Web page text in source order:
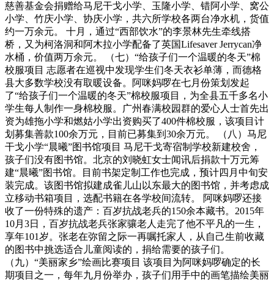
慈善基金会捐赠给马尼干戈小学、玉隆小学、错阿小学、窝公
小学、竹庆小学、协庆小学，共六所学校各两台净水机，货值
约一万余元。 十月，通过“西部饮水”的李景林先生牵线搭
桥，又为柯洛洞和阿木拉小学配备了英国Lifesaver Jerrycan净
水桶，价值两万余元。 （七）“给孩子们一个温暖的冬天”棉
校服项目 志愿者在巡视中发现学生们冬天衣衫单薄，而德格
县大多数学校没有取暖设备。阿咪妈啰在七月份策划发起
了“给孩子们一个温暖的冬天”棉校服项目，为全县五千多名小
学生每人制作一身棉校服。广州春满校园群的爱心人士首先出
资为雄拖小学和燃姑小学出资购买了400件棉校服，该项目计
划募集善款100余万元，目前已募集到30余万元。 （八）马尼
干戈小学“晨曦”图书馆项目 马尼干戈寄宿制学校新建校舍，
孩子们没有图书馆。北京的刘晓虹女士闻讯后捐款十万元筹
建“晨曦”图书馆。目前书架定制工作也完成，预计四月中旬安
装完成。该图书馆拟建成雀儿山以东最大的图书馆，并考虑成
立移动书箱项目，选配书籍在各学校间流转。 阿咪妈啰还接
收了一份特殊的遗产：百岁抗战老兵的150余本藏书。2015年
10月3日，百岁抗战老兵张家骧老人走完了他不平凡的一生，
享年101岁。张老在弥留之际一再嘱托家人，从自己生前收藏
的图书中挑选适合儿童阅读的，捐给需要的孩子们。
（九）“美丽家乡”绘画比赛项目 该项目为阿咪妈啰确定的长
期项目之一，每年九月份举办，孩子们用手中的画笔描绘美丽